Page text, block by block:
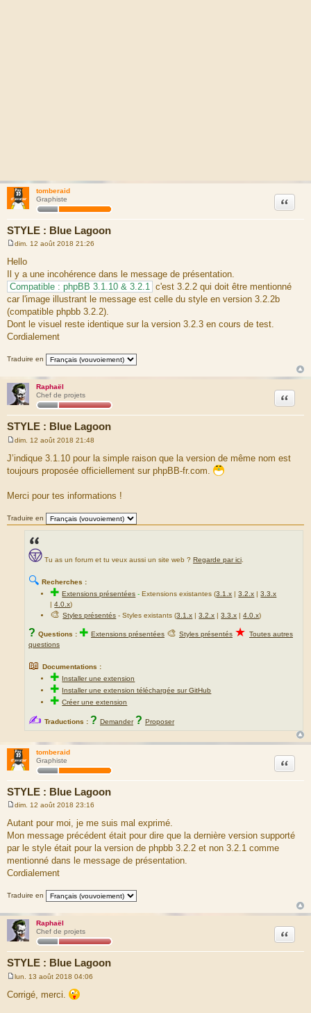
tomberaid
Graphiste
STYLE : Blue Lagoon
Citation
e
s
s
a
g
e
dim. 12 août 2018 21:26
Hello
Il y a une incohérence dans le message de présentation.
Compatible : phpBB 3.1.10 & 3.2.1 c'est 3.2.2 qui doit être mentionné
car l'image illustrant le message est celle du style en version 3.2.2b
(compatible phpbb 3.2.2).
Dont le visuel reste identique sur la version 3.2.3 en cours de test.
Cordialement
Traduire en
Raphaël
Chef de projets
STYLE : Blue Lagoon
Citation
e
s
s
e
dim. 12 août 2018 21:48
J’indique 3.1.10 pour la simple raison que la version de même nom est
toujours proposée officiellement sur phpBB-fr.com.
Merci pour tes informations !
Traduire en
Tu as un forum et tu veux aussi un site web ? Regarde par ici
🔍 Recherches :
✚Extensions présentées -Extensions existantes (3.1.x |3.2.x |3.3.x
|4.0.x)
🎨Styles présentés - Styles existants (3.1.x |3.2.x |3.3.x |4.0.x)
? Questions : ✚ Extensions présentées 🎨 Styles présentés ★ Toutes autres
questions
📖 Documentations :
✚ Installer une extension
✚ Installer une extension téléchargée sur GitHub
✚Créer une extension
✍ Traductions : ? Demander ? Proposer
tomberaid
Graphiste
STYLE : Blue Lagoon
Citation
e
s
s
a
g
e
dim. 12 août 2018 23:16
Autant pour moi, je me suis mal exprimé.
Mon message précédent était pour dire que la dernière version supporté
par le style était pour la version de phpbb 3.2.2 et non 3.2.1 comme
mentionné dans le message de présentation.
Cordialement
Traduire en
Raphaël
Chef de projets
STYLE : Blue Lagoon
Citation
s
lun. 13 août 2018 04:06
Corrigé, merci.